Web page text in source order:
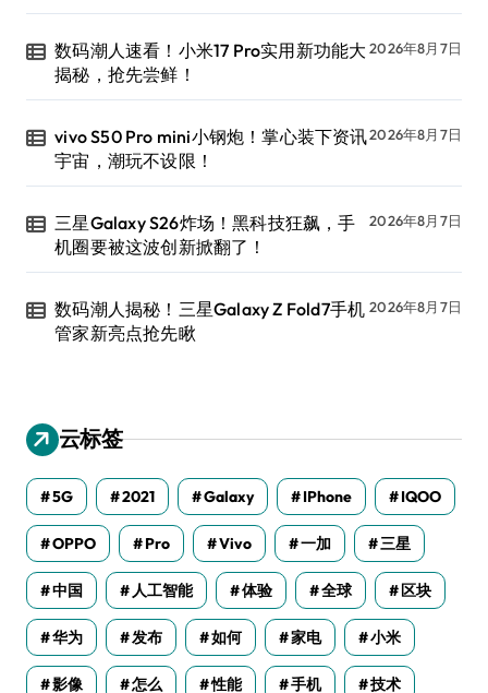
数码潮人速看！小米17 Pro实用新功能大
揭秘，抢先尝鲜！
2026年8月7日
vivo S50 Pro mini小钢炮！掌心装下资讯
宇宙，潮玩不设限！
2026年8月7日
三星Galaxy S26炸场！黑科技狂飙，手
机圈要被这波创新掀翻了！
2026年8月7日
数码潮人揭秘！三星Galaxy Z Fold7手机
管家新亮点抢先瞅
2026年8月7日
云标签
5G 2021 Galaxy IPhone IQOO
OPPO Pro Vivo 一加 三星
中国 人工智能 体验 全球 区块
华为 发布 如何 家电 小米
影像 怎么 性能 手机 技术